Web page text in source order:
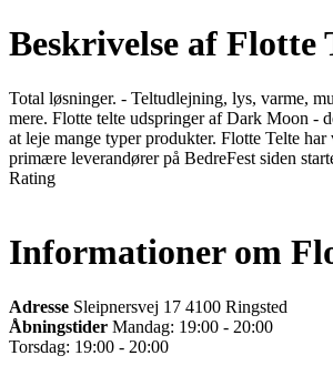
Beskrivelse af Flotte
Total løsninger. - Teltudlejning, lys, varme,
mere. Flotte telte udspringer af Dark Moon -
at leje mange typer produkter. Flotte Telte
primære leverandører på BedreFest siden
Rating
Informationer om
Adresse Sleipnersvej 17 4100 Ringsted
Åbningstider Mandag: 19:00 - 20:00
Torsdag: 19:00 - 20:00